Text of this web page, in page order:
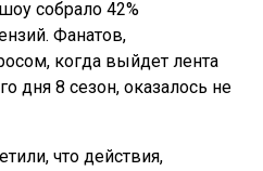
собрало 42%
Фанатов,
когда выйдет лента
дня 8 сезон, оказалось не
что действия,